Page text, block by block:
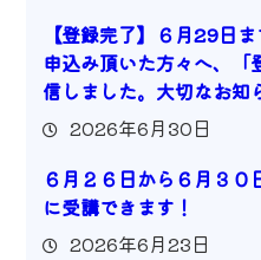
【登録完了】６月29日
申込み頂いた方々へ、
信しました。大切なお知
2026年6月30日
６月２６日から６月３
に受講できます！
2026年6月23日